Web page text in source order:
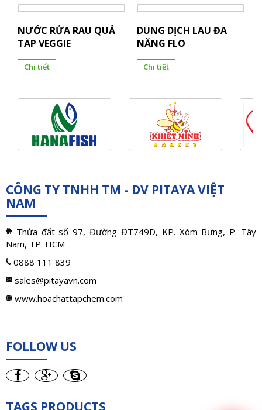
NƯỚC RỬA RAU QUẢ
TAP VEGGIE
Chi tiết
DUNG DỊCH LAU ĐA
NĂNG FLO
Chi tiết
CÔNG TY TNHH TM - DV PITAYA VIỆT
NAM
Thửa đất số 97, Đường ĐT749D, KP. Xóm Bưng, P. Tây
Nam, TP. HCM
0888 111 839
sales@pitayavn.com
www.hoachattapchem.com
FOLLOW US
TAGS PRODUCTS